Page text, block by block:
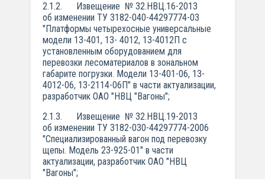
2.1.2. Извещение № 32.НВЦ.16-2013
об изменении ТУ 3182-040-44297774-03
"Платформы четырехосные универсальные
модели 13-401, 13- 4012, 13-4012П с
установленным оборудованием для
перевозки лесоматериалов в зональном
габарите погрузки. Модели 13-401-06, 13-
4012-06, 13-2114-06П" в части актуализации,
разработчик ОАО "НВЦ "Вагоны";
2.1.3. Извещение № 32.НВЦ.19-2013
об изменении ТУ 3182-030-44297774-2006
"Специализированный вагон под перевозку
щепы. Модель 23-925-01" в части
актуализации, разработчик ОАО "НВЦ
"Вагоны";